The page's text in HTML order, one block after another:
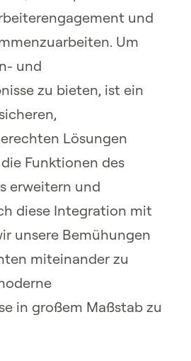
und
Um
und
zu bieten, ist ein
Lösungen
Funktionen des
erweitern und
diese Integration mit
unsere Bemühungen
miteinander zu
in großem Maßstab zu